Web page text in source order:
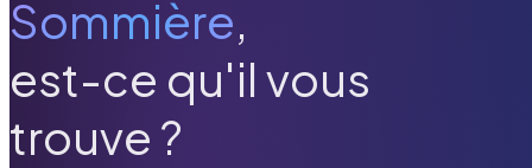
Sommière,
est-ce qu'il vous
trouve ?